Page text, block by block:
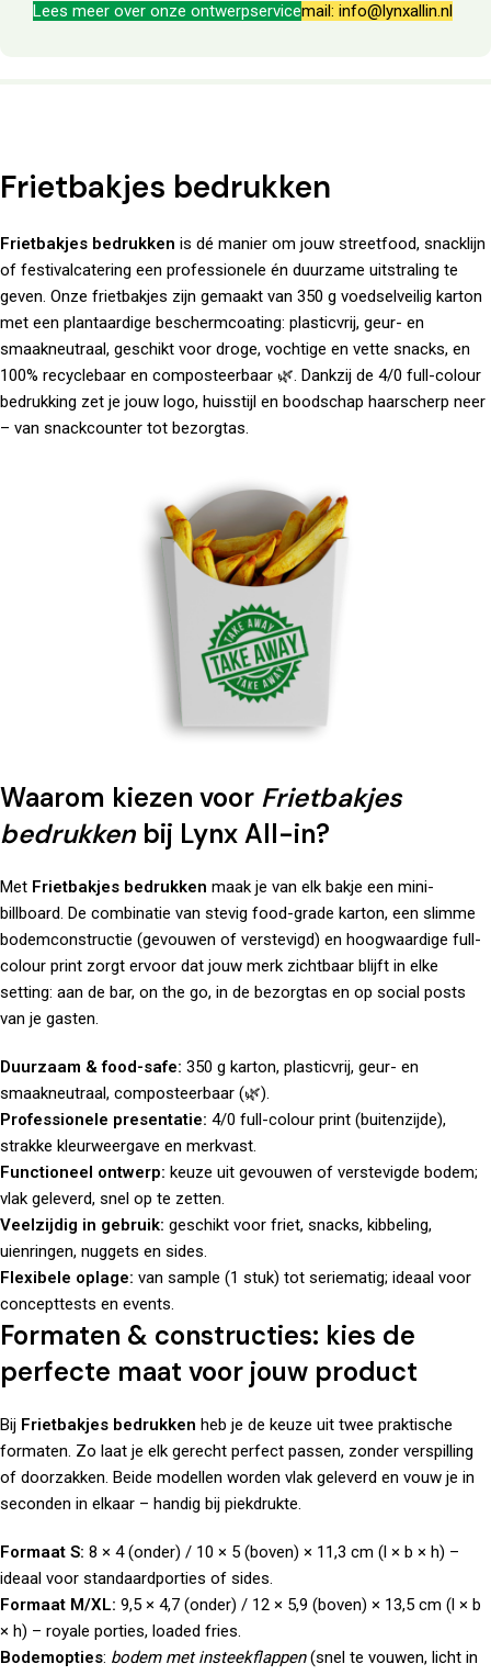
Lees meer over onze ontwerpservicemail: info@lynxallin.nl
Frietbakjes bedrukken
Frietbakjes bedrukken is dé manier om jouw streetfood, snacklijn
of festivalcatering een professionele én duurzame uitstraling te
geven. Onze frietbakjes zijn gemaakt van 350 g voedselveilig karton
met een plantaardige beschermcoating: plasticvrij, geur- en
smaakneutraal, geschikt voor droge, vochtige en vette snacks, en
100% recyclebaar en composteerbaar 🌿. Dankzij de 4/0 full-colour
bedrukking zet je jouw logo, huisstijl en boodschap haarscherp neer
– van snackcounter tot bezorgtas.
Waarom kiezen voor Frietbakjes
bedrukken bij Lynx All-in?
Met Frietbakjes bedrukken maak je van elk bakje een mini-
billboard. De combinatie van stevig food-grade karton, een slimme
bodemconstructie (gevouwen of verstevigd) en hoogwaardige full-
colour print zorgt ervoor dat jouw merk zichtbaar blijft in elke
setting: aan de bar, on the go, in de bezorgtas en op social posts
van je gasten.
Duurzaam & food-safe: 350 g karton, plasticvrij, geur- en
smaakneutraal, composteerbaar (🌿).
Professionele presentatie: 4/0 full-colour print (buitenzijde),
strakke kleurweergave en merkvast.
Functioneel ontwerp: keuze uit gevouwen of verstevigde bodem;
vlak geleverd, snel op te zetten.
Veelzijdig in gebruik: geschikt voor friet, snacks, kibbeling,
uienringen, nuggets en sides.
Flexibele oplage: van sample (1 stuk) tot seriematig; ideaal voor
concepttests en events.
Formaten & constructies: kies de
perfecte maat voor jouw product
Bij Frietbakjes bedrukken heb je de keuze uit twee praktische
formaten. Zo laat je elk gerecht perfect passen, zonder verspilling
of doorzakken. Beide modellen worden vlak geleverd en vouw je in
seconden in elkaar – handig bij piekdrukte.
Formaat S: 8 × 4 (onder) / 10 × 5 (boven) × 11,3 cm (l × b × h) –
ideaal voor standaardporties of sides.
Formaat M/XL: 9,5 × 4,7 (onder) / 12 × 5,9 (boven) × 13,5 cm (l × b
× h) – royale porties, loaded fries.
Bodemopties: bodem met insteekflappen(snel te vouwen, licht in